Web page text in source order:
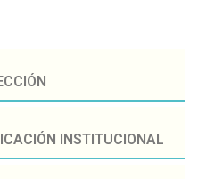
INSTITUCIONAL